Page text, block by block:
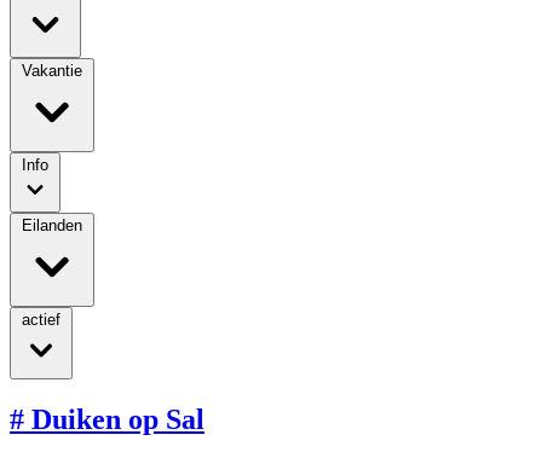
Vakantie
Info
Eilanden
actief
# Duiken op Sal